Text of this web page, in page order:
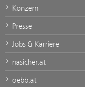
Konzern
Presse
Jobs & Karriere
nasicher.at
oebb.at